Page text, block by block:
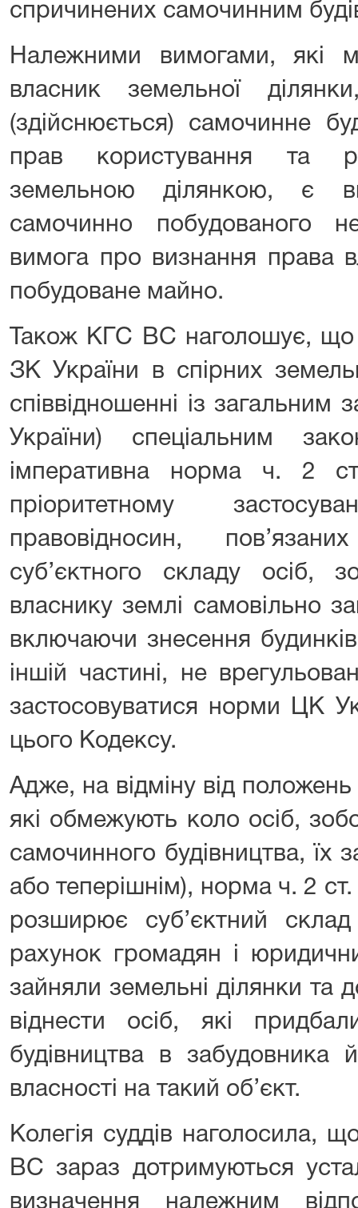
спричинених самочинним
Належними вимогами, які
власник земельної
(здійснюється) самочинне
прав користування та
земельною ділянкою, є
самочинно побудованого
вимога про визнання права
побудоване майно.
Також КГС ВС наголошує,
ЗК України в спірних
співвідношенні із
України) спеціальним
імперативна норма ч. 2
пріоритетному
правовідносин,
суб’єктного складу осіб,
власнику землі самовільно
включаючи знесення
іншій частині, не
застосовуватися норми ЦК
цього Кодексу.
Адже, на відміну від
які обмежують коло осіб,
самочинного будівництва, їх
або теперішнім), норма ч. 2
розширює суб’єктний
рахунок громадян і
зайняли земельні ділянки та
віднести осіб, які
будівництва в забудовника
власності на такий об’єкт.
Колегія суддів
ВС зараз дотримуються
визначення належним